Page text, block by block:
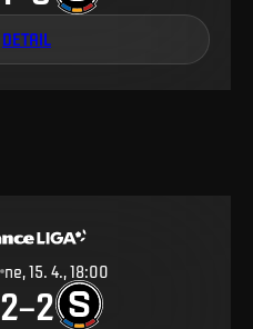
DETAIL
ne, 15. 4., 18:00
2–2